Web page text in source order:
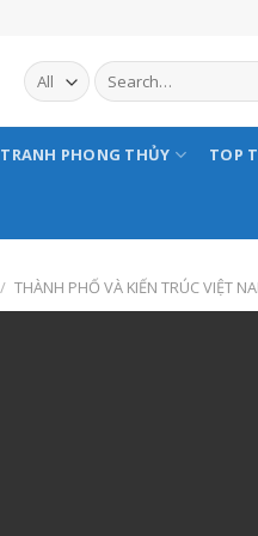
PHONG THỦY TOP
/ THÀNH PHỐ VÀ KIẾN TRÚC VIỆT